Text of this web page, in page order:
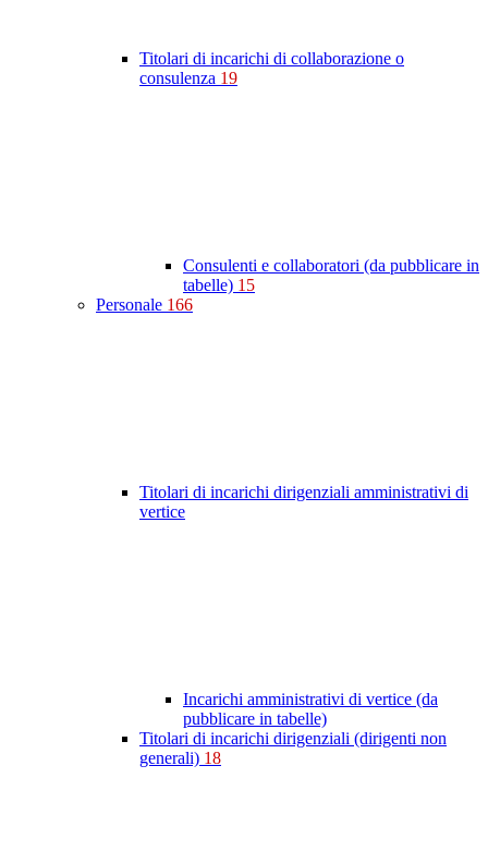
Titolari di incarichi di collaborazione o
consulenza 19
Consulenti e collaboratori (da pubblicare in
tabelle) 15
Personale 166
Titolari di incarichi dirigenziali amministrativi di
vertice
Incarichi amministrativi di vertice (da
pubblicare in tabelle)
Titolari di incarichi dirigenziali (dirigenti non
generali) 18